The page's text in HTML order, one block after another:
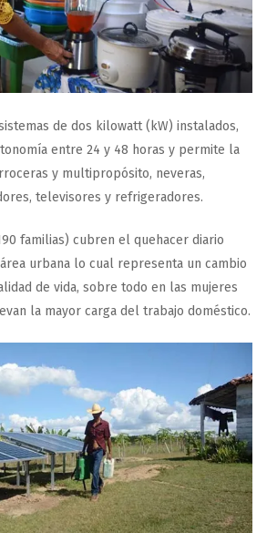
de dos kilowatt (kW) instalados,
entre 24 y 48 horas y permite la
y multipropósito, neveras,
televisores y refrigeradores.
familias) cubren el quehacer diario
urbana lo cual representa un cambio
de vida, sobre todo en las mujeres
la mayor carga del trabajo doméstico.